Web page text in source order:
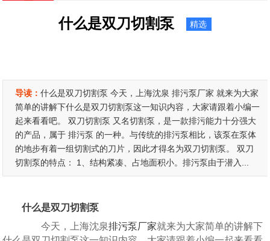
什么是双刀切割泵 精选
导读：什么是双刀切割泵 今天，上海沈泉 排污泵厂家 就来为大家
简单的讲解下什么是双刀切割泵这一知识内容，大家请跟着小编一
起来看看吧。 双刀切割泵 又名切割泵，是一款排污能力十分强大
的产品，属于 排污泵 的一种。与传统的排污泵相比，该泵在泵体
的地步有着一组切割式的刀片，因此才得名为双刀切割泵。 双刀
切割泵的特点： 1、结构紧凑、占地面积小。排污泵由于潜入...
什么是双刀切割泵
今天，上海沈泉排污泵厂家就来为大家简单的讲解下